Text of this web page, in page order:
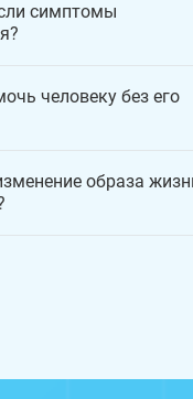
симптомы
человеку без его
образа